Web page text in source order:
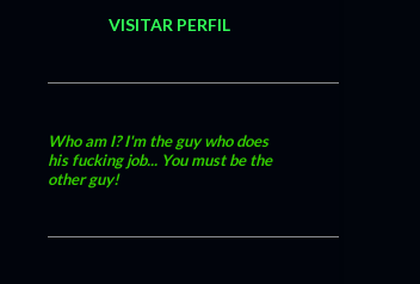
VISITAR PERFIL
Who am I? I'm the guy who does
his fucking job... You must be the
other guy!